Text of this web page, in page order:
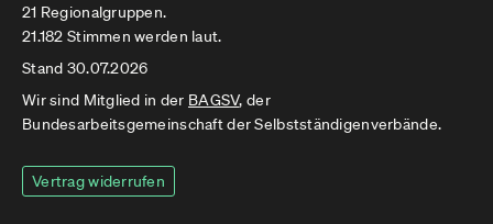
21 Regionalgruppen.
21.182 Stimmen werden laut.
Stand 30.07.2026
Wir sind Mitglied in der BAGSV, der
Bundesarbeitsgemeinschaft der Selbstständigenverbände.
Vertrag widerrufen